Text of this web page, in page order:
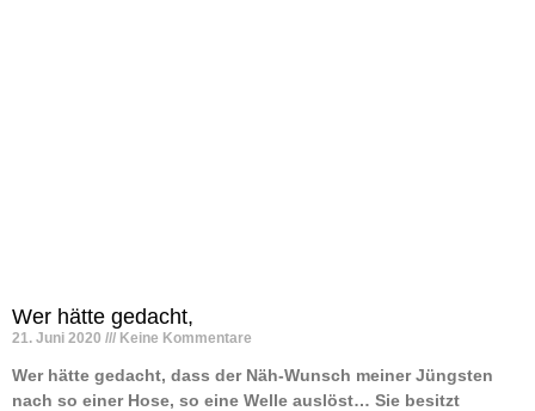
Wer hätte gedacht,
21. Juni 2020 Keine Kommentare
Wer hätte gedacht, dass der Näh-Wunsch meiner Jüngsten
nach so einer Hose, so eine Welle auslöst… Sie besitzt